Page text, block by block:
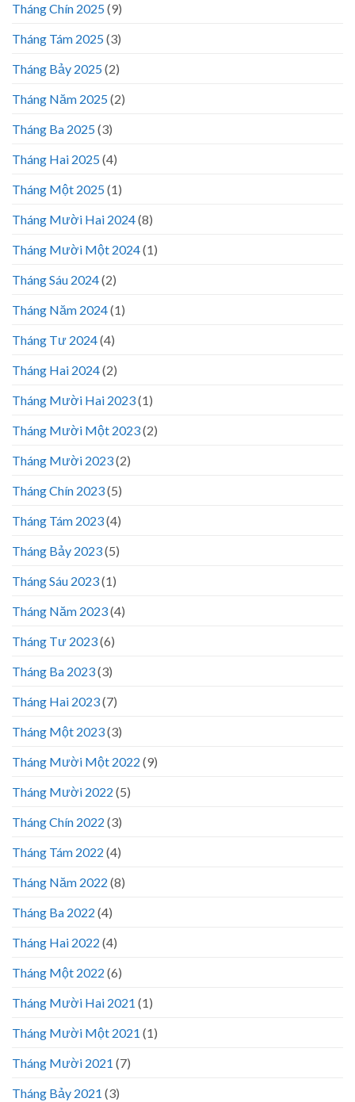
Tháng Chín 2025(9)
Tháng Tám 2025(3)
Tháng Bảy 2025(2)
Tháng Năm 2025(2)
Tháng Ba 2025(3)
Tháng Hai 2025(4)
Tháng Một 2025(1)
Tháng Mười Hai 2024(8)
Tháng Mười Một 2024(1)
Tháng Sáu 2024(2)
Tháng Năm 2024(1)
Tháng Tư 2024(4)
Tháng Hai 2024(2)
Tháng Mười Hai 2023(1)
Tháng Mười Một 2023(2)
Tháng Mười 2023(2)
Tháng Chín 2023(5)
Tháng Tám 2023(4)
Tháng Bảy 2023(5)
Tháng Sáu 2023(1)
Tháng Năm 2023(4)
Tháng Tư 2023(6)
Tháng Ba 2023(3)
Tháng Hai 2023(7)
Tháng Một 2023(3)
Tháng Mười Một 2022 (9)
Tháng Mười 2022 (5)
Tháng Chín 2022 (3)
Tháng Tám 2022 (4)
Tháng Năm 2022 (8)
Tháng Ba 2022 (4)
Tháng Hai 2022 (4)
Tháng Một 2022 (6)
Tháng Mười Hai 2021 (1)
Tháng Mười Một 2021 (1)
Tháng Mười 2021 (7)
Tháng Bảy 2021 (3)